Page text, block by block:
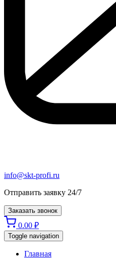
info@skt-profi.ru
Отправить заявку 24/7
Заказать звонок
0.00 ₽
Toggle navigation
Главная